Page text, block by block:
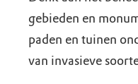
gebieden en
paden en tuinen
van invasieve